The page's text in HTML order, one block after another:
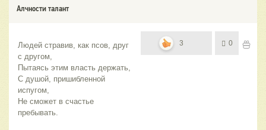
Алчности талант
Людей стравив, как псов, друг
с другом,
Пытаясь этим власть держать,
С душой, пришибленной
испугом,
Не сможет в счастье
пребывать.
3 0